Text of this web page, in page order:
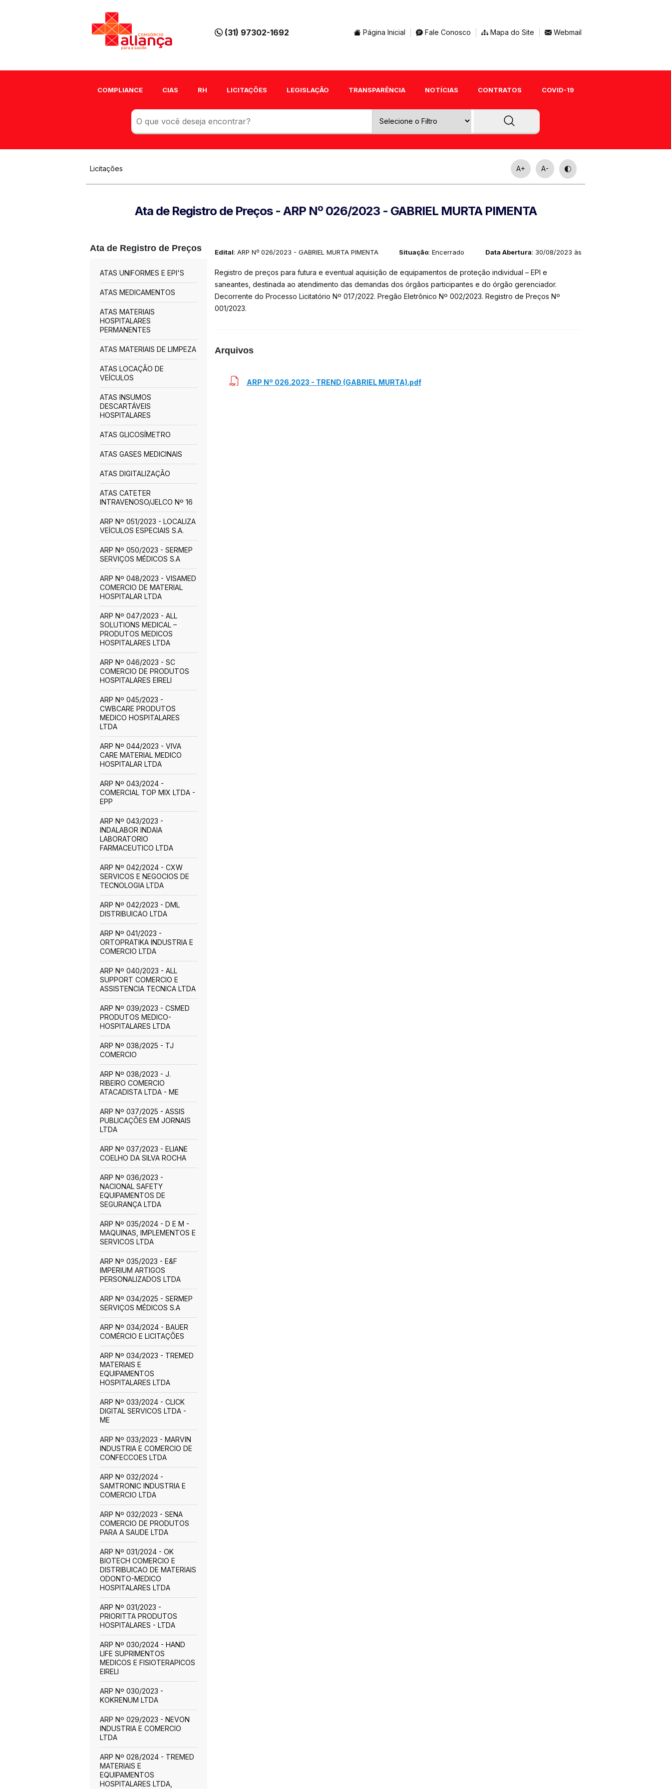
(31) 97302-1692 Página Inicial Fale Conosco Mapa do Site Webmail
COMPLIANCE CIAS RH LICITAÇÕES LEGISLAÇÃO TRANSPARÊNCIA NOTÍCIAS CONTRATOS COVID-19
Licitações A+ A-
Ata de Registro de Preços - ARP Nº 026/2023 - GABRIEL MURTA PIMENTA
Ata de Registro de Preços
ATAS UNIFORMES E EPI'S
ATAS MEDICAMENTOS
ATAS MATERIAIS
HOSPITALARES
PERMANENTES
ATAS MATERIAIS DE LIMPEZA
ATAS LOCAÇÃO DE
VEÍCULOS
ATAS INSUMOS
DESCARTÁVEIS
HOSPITALARES
ATAS GLICOSÍMETRO
ATAS GASES MEDICINAIS
ATAS DIGITALIZAÇÃO
ATAS CATETER
INTRAVENOSO/JELCO Nº 16
ARP Nº 051/2023 - LOCALIZA
VEÍCULOS ESPECIAIS S.A.
ARP Nº 050/2023 - SERMEP
SERVIÇOS MÉDICOS S.A
ARP Nº 048/2023 - VISAMED
COMERCIO DE MATERIAL
HOSPITALAR LTDA
ARP Nº 047/2023 - ALL
SOLUTIONS MEDICAL –
PRODUTOS MEDICOS
HOSPITALARES LTDA
ARP Nº 046/2023 - SC
COMERCIO DE PRODUTOS
HOSPITALARES EIRELI
ARP Nº 045/2023 -
CWBCARE PRODUTOS
MEDICO HOSPITALARES
LTDA
ARP Nº 044/2023 - VIVA
CARE MATERIAL MEDICO
HOSPITALAR LTDA
ARP Nº 043/2024 -
COMERCIAL TOP MIX LTDA -
EPP
ARP Nº 043/2023 -
INDALABOR INDAIA
LABORATORIO
FARMACEUTICO LTDA
ARP Nº 042/2024 - CXW
SERVICOS E NEGOCIOS DE
TECNOLOGIA LTDA
ARP Nº 042/2023 - DML
DISTRIBUICAO LTDA
ARP Nº 041/2023 -
ORTOPRATIKA INDUSTRIA E
COMERCIO LTDA
ARP Nº 040/2023 - ALL
SUPPORT COMERCIO E
ASSISTENCIA TECNICA LTDA
ARP Nº 039/2023 - CSMED
PRODUTOS MEDICO-
HOSPITALARES LTDA
ARP Nº 038/2025 - TJ
COMERCIO
ARP Nº 038/2023 - J.
RIBEIRO COMERCIO
ATACADISTA LTDA - ME
ARP Nº 037/2025 - ASSIS
PUBLICAÇÕES EM JORNAIS
LTDA
ARP Nº 037/2023 - ELIANE
COELHO DA SILVA ROCHA
ARP Nº 036/2023 -
NACIONAL SAFETY
EQUIPAMENTOS DE
SEGURANÇA LTDA
ARP Nº 035/2024 - D E M -
MAQUINAS, IMPLEMENTOS E
SERVICOS LTDA
ARP Nº 035/2023 - E&F
IMPERIUM ARTIGOS
PERSONALIZADOS LTDA
ARP Nº 034/2025 - SERMEP
SERVIÇOS MÉDICOS S.A
ARP Nº 034/2024 - BAUER
COMÉRCIO E LICITAÇÕES
ARP Nº 034/2023 - TREMED
MATERIAIS E
EQUIPAMENTOS
HOSPITALARES LTDA
ARP Nº 033/2024 - CLICK
DIGITAL SERVICOS LTDA -
ME
ARP Nº 033/2023 - MARVIN
INDUSTRIA E COMERCIO DE
CONFECCOES LTDA
ARP Nº 032/2024 -
SAMTRONIC INDUSTRIA E
COMERCIO LTDA
ARP Nº 032/2023 - SENA
COMERCIO DE PRODUTOS
PARA A SAUDE LTDA
ARP Nº 031/2024 - OK
BIOTECH COMERCIO E
DISTRIBUICAO DE MATERIAIS
ODONTO-MEDICO
HOSPITALARES LTDA
ARP Nº 031/2023 -
PRIORITTA PRODUTOS
HOSPITALARES - LTDA
ARP Nº 030/2024 - HAND
LIFE SUPRIMENTOS
MEDICOS E FISIOTERAPICOS
EIRELI
ARP Nº 030/2023 -
KOKRENUM LTDA
ARP Nº 029/2023 - NEVON
INDUSTRIA E COMERCIO
LTDA
ARP Nº 028/2024 - TREMED
MATERIAIS E
EQUIPAMENTOS
HOSPITALARES LTDA,
Edital: ARP Nº 026/2023 - GABRIEL MURTA PIMENTA Situação: Encerrado Data Abertura: 30/08/2023 às
Registro de preços para futura e eventual aquisição de equipamentos de proteção individual – EPI e
saneantes, destinada ao atendimento das demandas dos órgãos participantes e do órgão gerenciador.
Decorrente do Processo Licitatório Nº 017/2022. Pregão Eletrônico Nº 002/2023. Registro de Preços Nº
001/2023.
Arquivos
ARP Nº 026.2023 - TREND (GABRIEL MURTA).pdf